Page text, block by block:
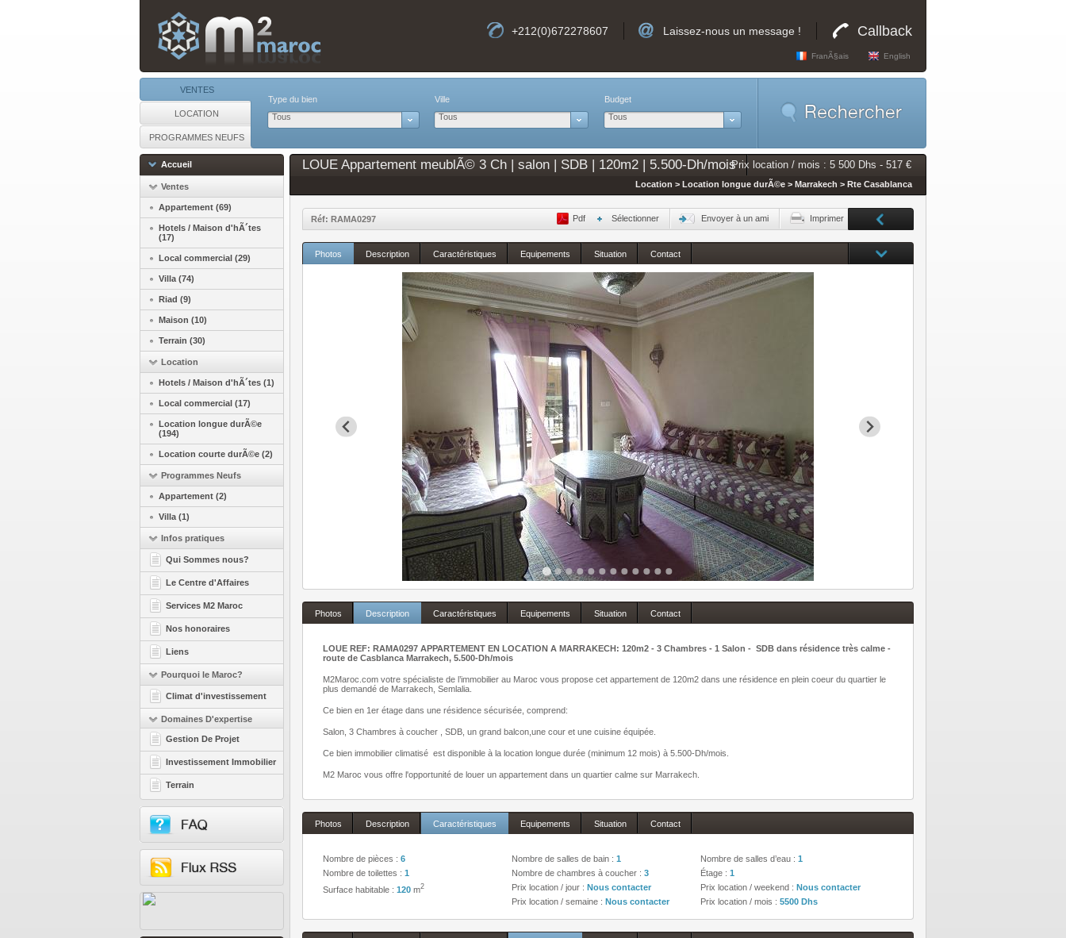
+212(0)672278607 Laissez-nous un message ! Callback
FranÃ§ais English
VENTES
LOCATION
PROGRAMMES NEUFS
Type du bien
Tous
Ville
Tous
Budget
Tous
Accueil
Ventes
Appartement (69)
Hotels / Maison d'hÃ´tes
(17)
Local commercial (29)
Villa (74)
Riad (9)
Maison (10)
Terrain (30)
Location
Hotels / Maison d'hÃ´tes (1)
Local commercial (17)
Location longue durÃ©e
(194)
Location courte durÃ©e (2)
Programmes Neufs
Appartement (2)
Villa (1)
Infos pratiques
Qui Sommes nous?
Le Centre d'Affaires
Services M2 Maroc
Nos honoraires
Liens
Pourquoi le Maroc?
Climat d'investissement
Domaines D'expertise
Gestion De Projet
Investissement Immobilier
Terrain
LOUE Appartement meublÃ© 3 Ch | salon | SDB | 120m2 | 5.500-Dh/moisPrix location / mois : 5 500 Dhs - 517 €
Location > Location longue durÃ©e > Marrakech > Rte Casablanca
Réf: RAMA0297 Pdf Sélectionner Envoyer à un ami Imprimer
Photos Description Caractéristiques Equipements Situation Contact
Photos Description Caractéristiques Equipements Situation Contact
LOUE REF: RAMA0297 APPARTEMENT EN LOCATION A MARRAKECH: 120m2 - 3 Chambres - 1 Salon - SDB dans résidence très calme -
route de Casblanca Marrakech, 5.500-Dh/mois
M2Maroc.com votre spécialiste de l’immobilier au Maroc vous propose cet appartement de 120m2 dans une résidence en plein coeur du quartier le
plus demandé de Marrakech, Semlalia.
Ce bien en 1er étage dans une résidence sécurisée, comprend:
Salon, 3 Chambres à coucher , SDB, un grand balcon,une cour et une cuisine équipée.
Ce bien immobilier climatisé est disponible à la location longue durée (minimum 12 mois) à 5.500-Dh/mois.
M2 Maroc vous offre l'opportunité de louer un appartement dans un quartier calme sur Marrakech.
Photos Description Caractéristiques Equipements Situation Contact
Nombre de pièces : 6 Nombre de salles de bain : 1 Nombre de salles d’eau : 1
Nombre de toilettes : 1 Nombre de chambres à coucher : 3 Étage : 1
Surface habitable : 120 m2 Prix location / jour : Nous contacter Prix location / weekend : Nous contacter
Prix location / semaine : Nous contacter Prix location / mois : 5500 Dhs